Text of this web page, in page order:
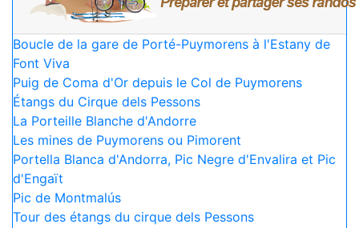
Boucle de la gare de Porté-Puymorens à l'Estany de
Font Viva
Puig de Coma d'Or depuis le Col de Puymorens
Étangs du Cirque dels Pessons
La Porteille Blanche d'Andorre
Les mines de Puymorens ou Pimorent
Portella Blanca d'Andorra, Pic Negre d'Envalira et Pic
d'Engaït
Pic de Montmalús
Tour des étangs du cirque dels Pessons